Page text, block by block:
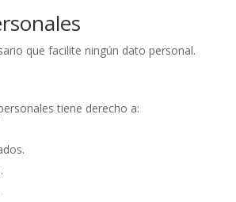
que facilite ningún dato personal.
tiene derecho a: